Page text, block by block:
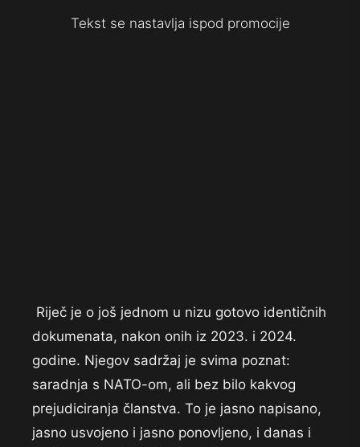
Tekst se nastavlja ispod promocije
Riječ je o još jednom u nizu gotovo identičnih
dokumenata, nakon onih iz 2023. i 2024.
godine. Njegov sadržaj je svima poznat:
saradnja s NATO-om, ali bez bilo kakvog
prejudiciranja članstva. To je jasno napisano,
jasno usvojeno i jasno ponovljeno, i danas i